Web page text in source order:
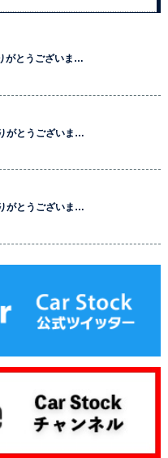
がとうございま…
がとうございま…
がとうございま…